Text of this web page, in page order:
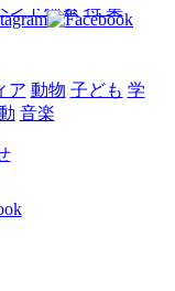
ント検索 特 集
ア 動物 子ども 学
音楽